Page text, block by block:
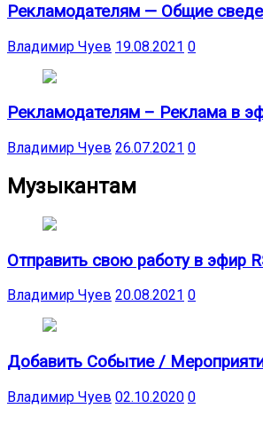
Рекламодателям — Общие
Владимир Чуев 19.08.2021 0
Рекламодателям – Реклама в
Владимир Чуев 26.07.2021 0
Музыкантам
Отправить свою работу в эфир
Владимир Чуев 20.08.2021 0
Добавить Событие /
Владимир Чуев 02.10.2020 0